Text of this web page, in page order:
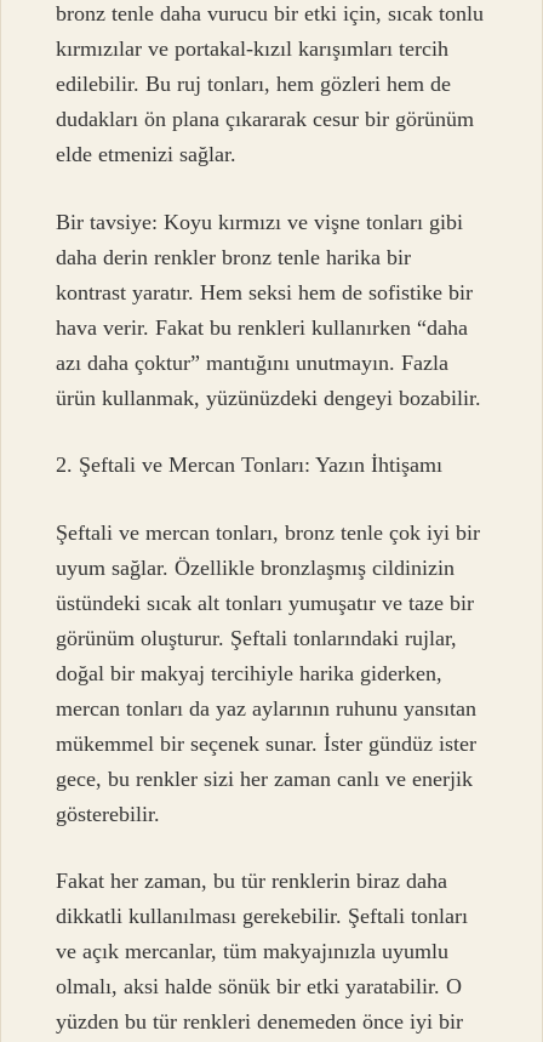
bronz tenle daha vurucu bir etki için, sıcak tonlu
kırmızılar ve portakal-kızıl karışımları tercih
edilebilir. Bu ruj tonları, hem gözleri hem de
dudakları ön plana çıkararak cesur bir görünüm
elde etmenizi sağlar.
Bir tavsiye: Koyu kırmızı ve vişne tonları gibi
daha derin renkler bronz tenle harika bir
kontrast yaratır. Hem seksi hem de sofistike bir
hava verir. Fakat bu renkleri kullanırken “daha
azı daha çoktur” mantığını unutmayın. Fazla
ürün kullanmak, yüzünüzdeki dengeyi bozabilir.
2. Şeftali ve Mercan Tonları: Yazın İhtişamı
Şeftali ve mercan tonları, bronz tenle çok iyi bir
uyum sağlar. Özellikle bronzlaşmış cildinizin
üstündeki sıcak alt tonları yumuşatır ve taze bir
görünüm oluşturur. Şeftali tonlarındaki rujlar,
doğal bir makyaj tercihiyle harika giderken,
mercan tonları da yaz aylarının ruhunu yansıtan
mükemmel bir seçenek sunar. İster gündüz ister
gece, bu renkler sizi her zaman canlı ve enerjik
gösterebilir.
Fakat her zaman, bu tür renklerin biraz daha
dikkatli kullanılması gerekebilir. Şeftali tonları
ve açık mercanlar, tüm makyajınızla uyumlu
olmalı, aksi halde sönük bir etki yaratabilir. O
yüzden bu tür renkleri denemeden önce iyi bir